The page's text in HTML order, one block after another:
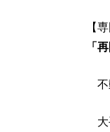
【
「
不
大